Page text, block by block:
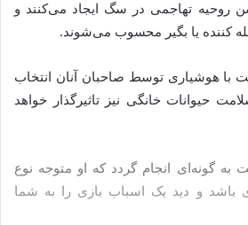
روحیه تهاجمی در سگ ایجاد می‌‌کنند و
کننده یا بگیر محسوب می‌شوند.
با هوشیاری توسط صاحبان آنان انتخاب
حیوانات خانگی نیز تاثیرگذار خواهد
گونه‌ای انجام گردد که او متوجه نوع
باشد و دید یک اسباب بازی را به شما